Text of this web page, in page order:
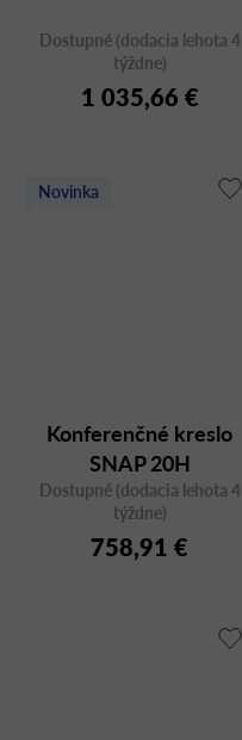
Dostupné (dodacia lehota 4
týždne)
1 035,66 €
Novinka
Konferenčné kreslo
SNAP 20H
Dostupné (dodacia lehota 4
týždne)
758,91 €